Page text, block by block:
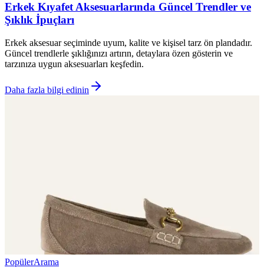
Erkek Kıyafet Aksesuarlarında Güncel Trendler ve
Şıklık İpuçları
Erkek aksesuar seçiminde uyum, kalite ve kişisel tarz ön plandadır.
Güncel trendlerle şıklığınızı artırın, detaylara özen gösterin ve
tarzınıza uygun aksesuarları keşfedin.
Daha fazla bilgi edinin
PopülerArama